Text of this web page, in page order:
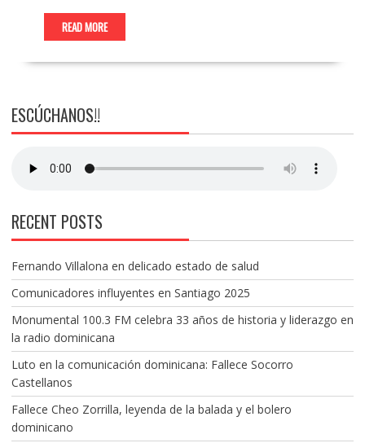
READ MORE
ESCÚCHANOS!!
RECENT POSTS
Fernando Villalona en delicado estado de salud
Comunicadores influyentes en Santiago 2025
Monumental 100.3 FM celebra 33 años de historia y liderazgo en
la radio dominicana
Luto en la comunicación dominicana: Fallece Socorro
Castellanos
Fallece Cheo Zorrilla, leyenda de la balada y el bolero
dominicano